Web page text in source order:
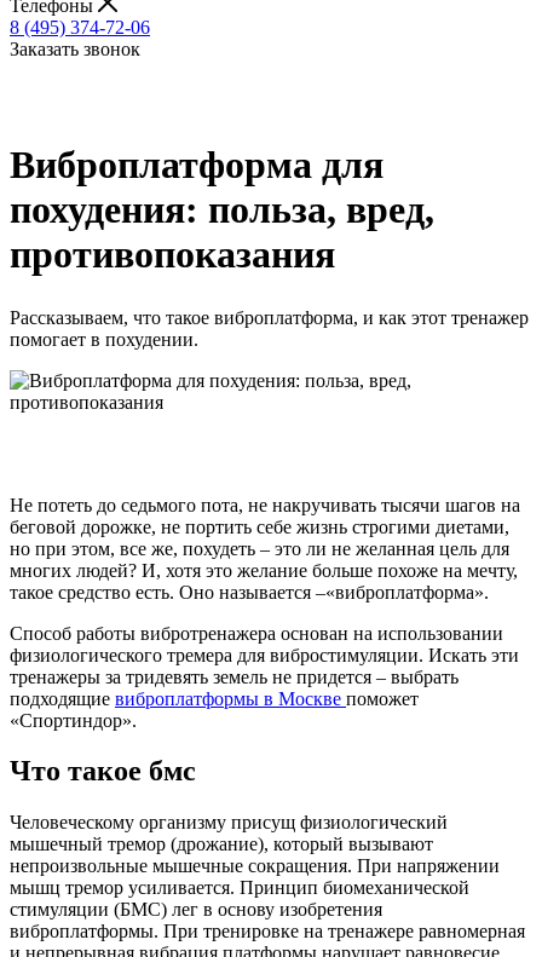
Телефоны
8 (495) 374-72-06
Заказать звонок
Виброплатформа для
похудения: польза, вред,
противопоказания
Рассказываем, что такое виброплатформа, и как этот тренажер
помогает в похудении.
Не потеть до седьмого пота, не накручивать тысячи шагов на
беговой дорожке, не портить себе жизнь строгими диетами,
но при этом, все же, похудеть – это ли не желанная цель для
многих людей? И, хотя это желание больше похоже на мечту,
такое средство есть. Оно называется –«виброплатформа».
Способ работы вибротренажера основан на использовании
физиологического тремера для вибростимуляции. Искать эти
тренажеры за тридевять земель не придется – выбрать
подходящие виброплатформы в Москве поможет
«Спортиндор».
Что такое бмс
Человеческому организму присущ физиологический
мышечный тремор (дрожание), который вызывают
непроизвольные мышечные сокращения. При напряжении
мышц тремор усиливается. Принцип биомеханической
стимуляции (БМС) лег в основу изобретения
виброплатформы. При тренировке на тренажере равномерная